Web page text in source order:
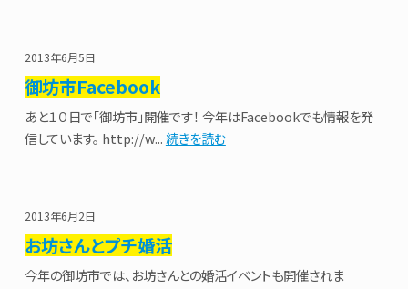
2013年6月5日
御坊市Facebook
あと１０日で「御坊市」開催です！ 今年はFacebookでも情報を発
信しています。 http://w...続きを読む
2013年6月2日
お坊さんとプチ婚活
今年の御坊市では、お坊さんとの婚活イベントも開催されま